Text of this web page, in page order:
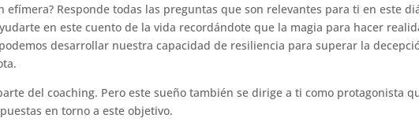
Responde todas las preguntas que son relevantes para ti en este
en este cuento de la vida recordándote que la magia para hacer
desarrollar nuestra capacidad de resiliencia para superar la
del coaching. Pero este sueño también se dirige a ti como protagonista
en torno a este objetivo.